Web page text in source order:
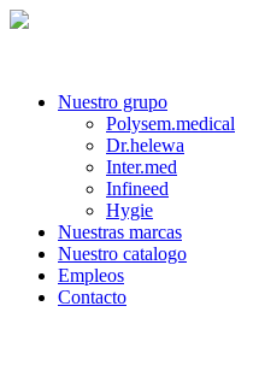
Nuestro grupo
Polysem.medical
Dr.helewa
Inter.med
Infineed
Hygie
Nuestras marcas
Nuestro catalogo
Empleos
Contacto